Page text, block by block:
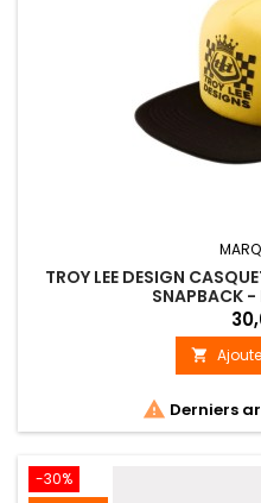
TROY LEE DESIGN
SNAPBACK

 Derniers
-30%